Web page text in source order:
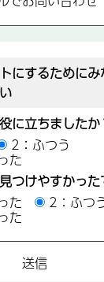
にするために
に立ちましたか
2：ふつう
た
つけやすかった
た
2：ふつ
た